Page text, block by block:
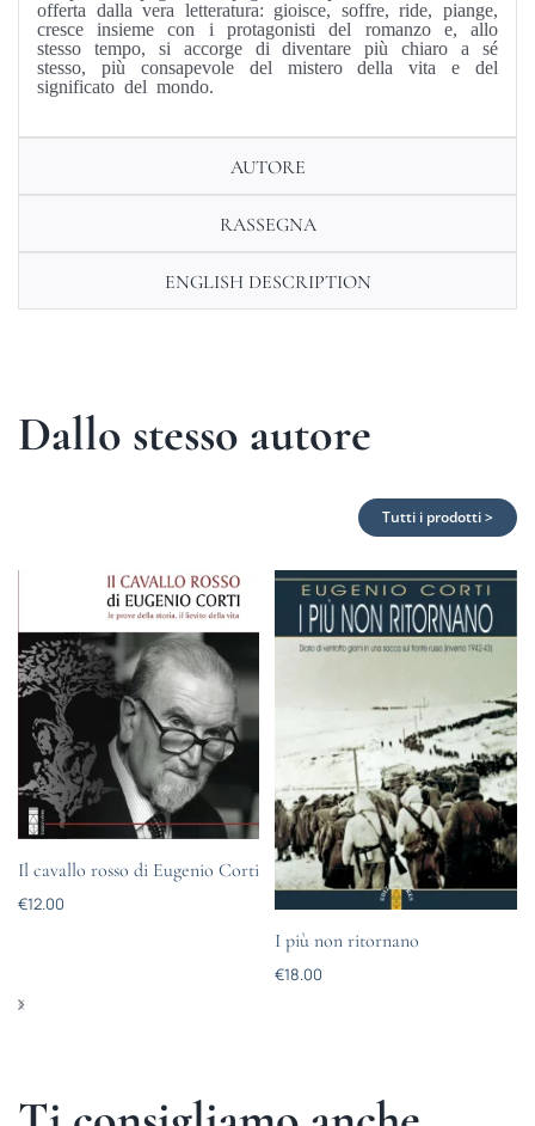
offerta dalla vera letteratura: gioisce, soffre, ride, piange,
cresce insieme con i protagonisti del romanzo e, allo
stesso tempo, si accorge di diventare più chiaro a sé
stesso, più consapevole del mistero della vita e del
significato del mondo.
AUTORE
RASSEGNA
ENGLISH DESCRIPTION
Dallo stesso autore
Tutti i prodotti >
Il cavallo rosso di Eugenio Corti
€12.00
I più non ritornano
€18.00